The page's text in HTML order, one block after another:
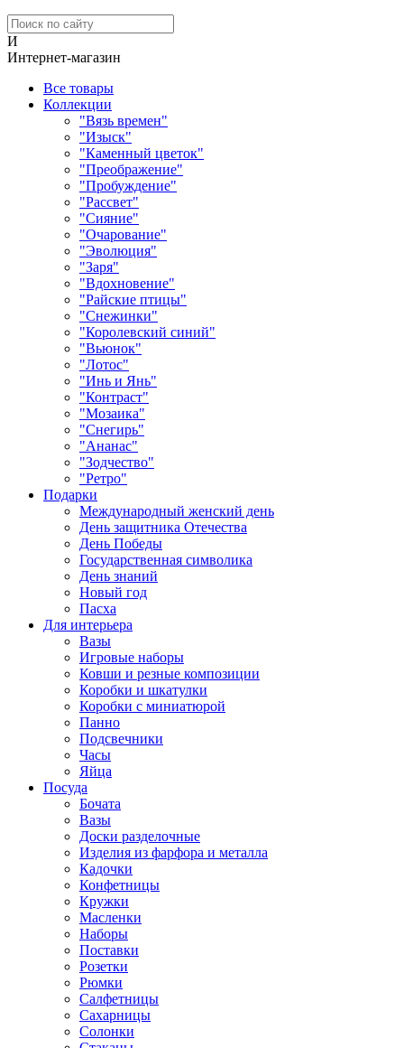
И
Интернет-магазин
Все товары
Коллекции
"Вязь времен"
"Изыск"
"Каменный цветок"
"Преображение"
"Пробуждение"
"Рассвет"
"Сияние"
"Очарование"
"Эволюция"
"Заря"
"Вдохновение"
"Райские птицы"
"Снежинки"
"Королевский синий"
"Вьюнок"
"Лотос"
"Инь и Янь"
"Контраст"
"Мозаика"
"Снегирь"
"Ананас"
"Зодчество"
"Ретро"
Подарки
Международный женский день
День защитника Отечества
День Победы
Государственная символика
День знаний
Новый год
Пасха
Для интерьера
Вазы
Игровые наборы
Ковши и резные композиции
Коробки и шкатулки
Коробки с миниатюрой
Панно
Подсвечники
Часы
Яйца
Посуда
Бочата
Вазы
Доски разделочные
Изделия из фарфора и металла
Кадочки
Конфетницы
Кружки
Масленки
Наборы
Поставки
Розетки
Рюмки
Салфетницы
Сахарницы
Солонки